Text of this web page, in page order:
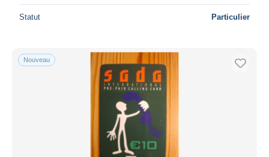
Statut Particulier
Nouveau